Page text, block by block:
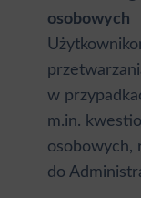
osobowych
w
m.in.
osobowych,
do